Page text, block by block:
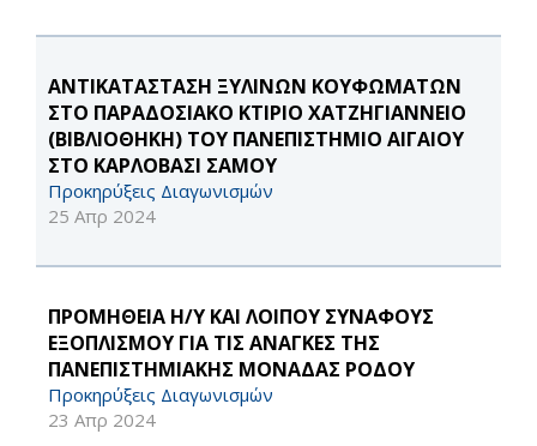
ΑΝΤΙΚΑΤΑΣΤΑΣΗ ΞΥΛΙΝΩΝ ΚΟΥΦΩΜΑΤΩΝ
ΣΤΟ ΠΑΡΑΔΟΣΙΑΚΟ ΚΤΙΡΙΟ ΧΑΤΖΗΓΙΑΝΝΕΙΟ
(ΒΙΒΛΙΟΘΗΚΗ) ΤΟΥ ΠΑΝΕΠΙΣΤΗΜΙΟ ΑΙΓΑΙΟΥ
ΣΤΟ ΚΑΡΛΟΒΑΣΙ ΣΑΜΟΥ
Προκηρύξεις Διαγωνισμών
25 Απρ 2024
ΠΡΟΜΗΘΕΙΑ Η/Υ ΚΑΙ ΛΟΙΠΟΥ ΣΥΝΑΦΟΥΣ
ΕΞΟΠΛΙΣΜΟΥ ΓΙΑ ΤΙΣ ΑΝΑΓΚΕΣ ΤΗΣ
ΠΑΝΕΠΙΣΤΗΜΙΑΚΗΣ ΜΟΝΑΔΑΣ ΡΟΔΟΥ
Προκηρύξεις Διαγωνισμών
23 Απρ 2024